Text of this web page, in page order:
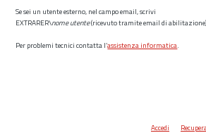
Se sei un utente esterno, nel campo email, scrivi
EXTRARER\nome utente(ricevuto tramite email di abilitazione)
Per problemi tecnici contatta l’assistenza informatica.
Accedi